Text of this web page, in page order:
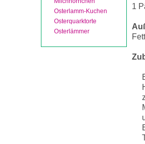
Osterlamm-Kuchen
Osterquarktorte
Osterlämmer
1